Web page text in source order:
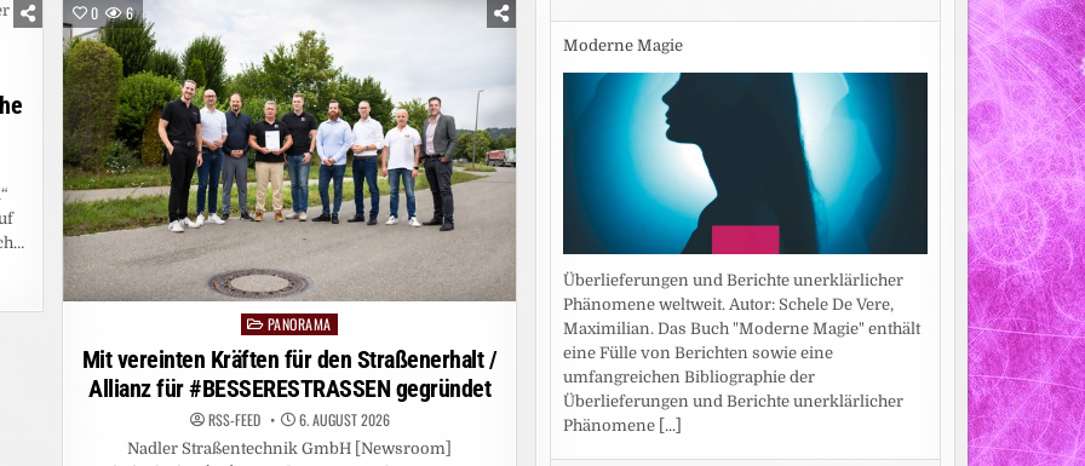
0 6
Posted
in
PANORAMA
Mit vereinten Kräften für den Straßenerhalt /
Allianz für #BESSERESTRASSEN gegründet
RSS-FEED 6. AUGUST 2026
Nadler Straßentechnik GmbH [Newsroom]
Moderne Magie
Überlieferungen und Berichte unerklärlicher
Phänomene weltweit. Autor: Schele De Vere,
Maximilian. Das Buch "Moderne Magie" enthält
eine Fülle von Berichten sowie eine
umfangreichen Bibliographie der
Überlieferungen und Berichte unerklärlicher
Phänomene [...]